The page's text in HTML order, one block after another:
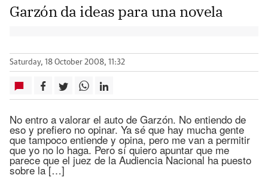
Garzón da ideas para una novela
Saturday, 18 October 2008, 11:32
No entro a valorar el auto de Garzón. No entiendo de
eso y prefiero no opinar. Ya sé que hay mucha gente
que tampoco entiende y opina, pero me van a permitir
que yo no lo haga. Pero sí quiero apuntar que me
parece que el juez de la Audiencia Nacional ha puesto
sobre la […]